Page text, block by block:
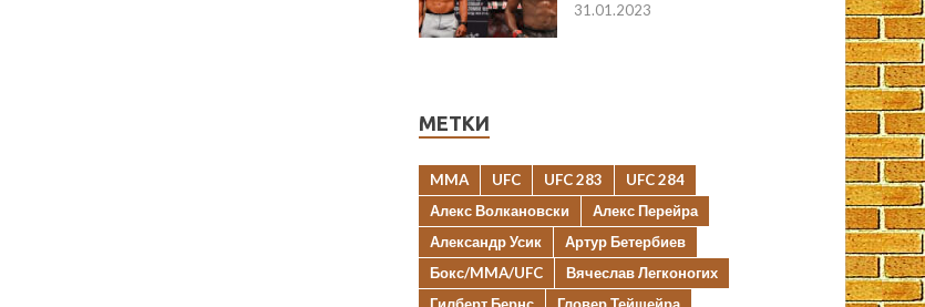
31.01.2023
МЕТКИ
MMA UFC UFC 283
UFC 284
Алекс Волкановски
Алекс Перейра
Александр Усик
Артур Бетербиев
Бокс/MMA/UFC
Вячеслав Легконогих
Гилберт Бернс
Гловер Тейшейра